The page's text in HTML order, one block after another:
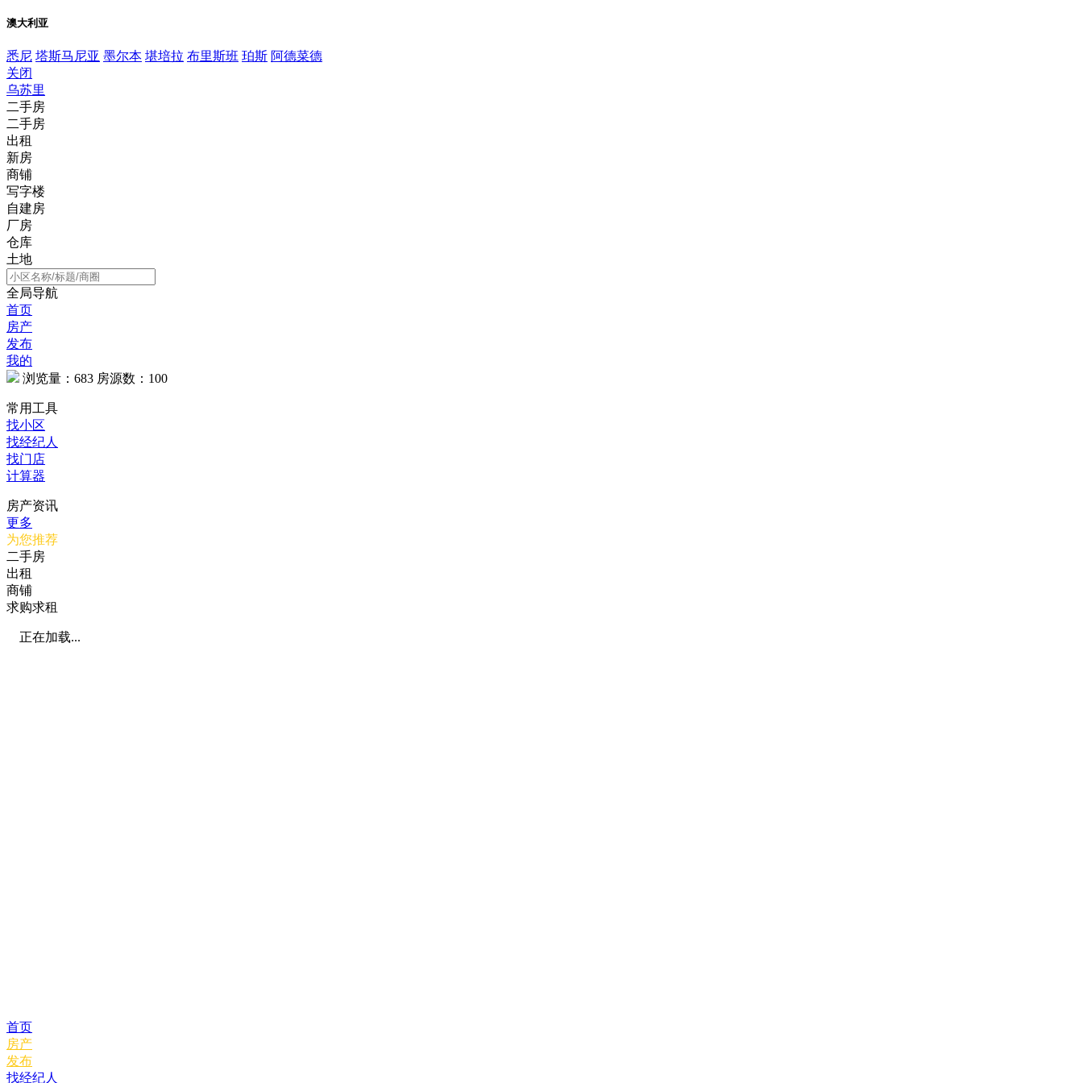
澳大利亚
悉尼 塔斯马尼亚 墨尔本 堪培拉 布里斯班 珀斯 阿德菜德
关闭
乌苏里
二手房
二手房
出租
新房
商铺
写字楼
自建房
厂房
仓库
土地
全局导航
首页
房产
发布
我的
浏览量： 683 房源数： 100
常用工具
找小区
找经纪人
找门店
计算器
房产资讯
更多
为您推荐
二手房
出租
商铺
求购求租
正在加载...
首页
房产
发布
找经纪人